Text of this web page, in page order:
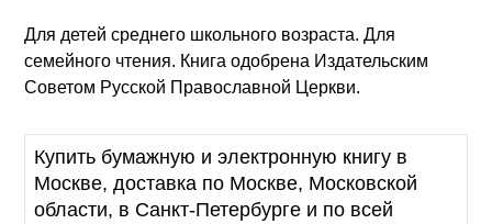
Для детей среднего школьного возраста. Для
семейного чтения. Книга одобрена Издательским
Советом Русской Православной Церкви.
Купить бумажную и электронную книгу в
Москве, доставка по Москве, Московской
области, в Санкт-Петербурге и по всей